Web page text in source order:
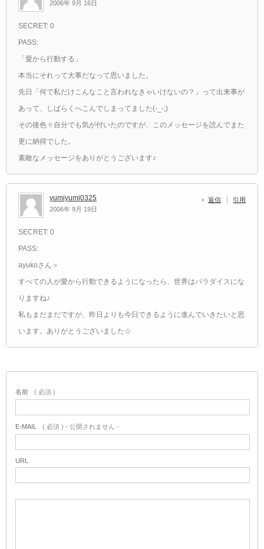
2006年 9月 16日
SECRET: 0
PASS:
「愛から行動する」
本当にそれって大事だなって思いました。
先日「何で私だけこんなこと言われなきゃいけないの？」って出来事が
あって、しばらくへこんでしまってました(-_-;)
その後色々自分でも気が付いたのですが、このメッセージを読んでまた
更に納得でした。
素敵なメッセージをありがとうございます♪
yumiyumi0325
2006年 9月 19日
返信 引用
SECRET: 0
PASS:
ayukoさん＞
すべての人が愛から行動できるようになったら、世界はパラダイスにな
りますね♪
私もまだまだですが、昨日よりも今日できるように進んでいきたいと思
います。ありがとうございました☆
名前 ( 必須 )
E-MAIL ( 必須 ) - 公開されません -
URL